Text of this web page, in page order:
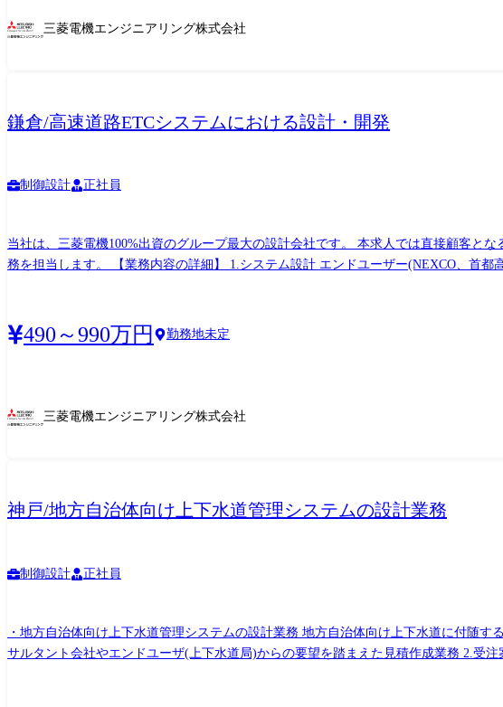
三菱電機エンジニアリング株式会社
鎌倉/高速道路ETCシステムにおける設計・開発
制御設計 正社員
当社は、三菱電機100%出資のグループ最大の設計会社です。 本求人では直接顧客と
務を担当します。 【業務内容の詳細】 1.システム設計 エンドユーザー(NEXCO、首都高速道路、各道路公社など)の要求仕様に基づき、最適なシステム構成を設計します。 ・要求仕様書の
「司令塔」として、社内外のステークホルダーとの折衝・管理業務全般を担います。
捗・コスト管理:全体工程(WBS)の管理、コスト管理、現場施工管理 ・品質管理:ベンダーコントロールおよび手配機器の仕様
490～990万円 勤務地未定
三菱電機エンジニアリング株式会社
神戸/地方自治体向け上下水道管理システムの設計業務
制御設計 正社員
・地方自治体向け上下水道管理システムの設計業務 地方自治体向け上下水道に付随する電気・機械設備を
サルタント会社やエンドユーザ(上下水道局)からの要望を踏まえた見積作成業務 2.受